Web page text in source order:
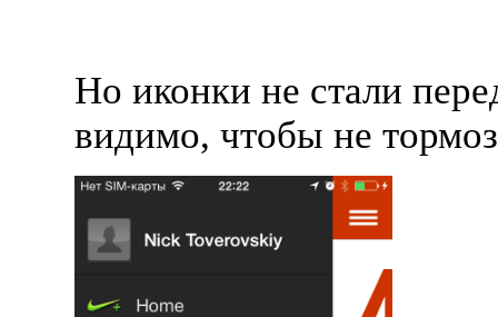
Но иконки не стали
видимо, чтобы не